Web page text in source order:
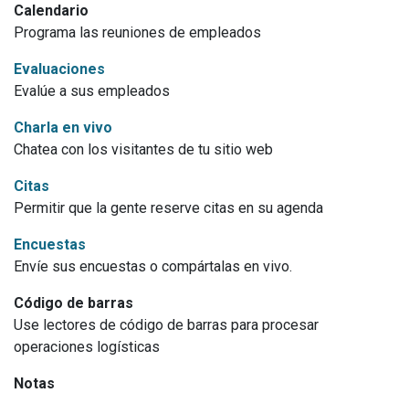
Calendario
Programa las reuniones de empleados
Evaluaciones
Evalúe a sus empleados
Charla en vivo
Chatea con los visitantes de tu sitio web
Citas
Permitir que la gente reserve citas en su agenda
Encuestas
Envíe sus encuestas o compártalas en vivo.
Código de barras
Use lectores de código de barras para procesar
operaciones logísticas
Notas